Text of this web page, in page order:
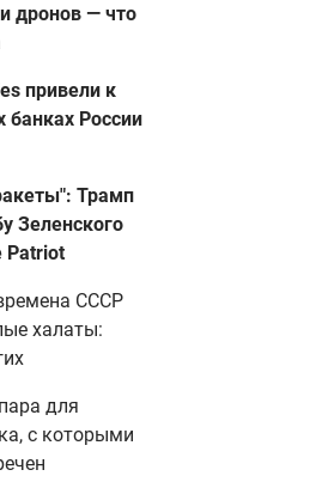
дронов — что
привели к
банках России
Трамп
Зеленского
Patriot
СССР
халаты:
для
с которыми